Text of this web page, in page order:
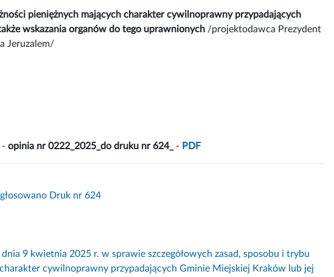
pieniężnych mających charakter cywilnoprawny przypadających
wskazania organów do tego uprawnionych /projektodawca Prezydent
Jeruzalem/
- opinia nr 0222_2025_do druku nr 624_ - PDF
Druk nr 624
9 kwietnia 2025 r. w sprawie szczegółowych zasad, sposobu i trybu
cywilnoprawny przypadających Gminie Miejskiej Kraków lub jej